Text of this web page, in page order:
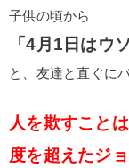
子供の頃から
「4月1日はウ
と、友達と直ぐに
人を欺すこと
度を超えたジ